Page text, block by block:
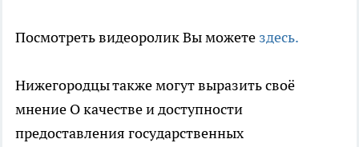
Посмотреть видеоролик Вы можете здесь.
Нижегородцы также могут выразить своё
мнение О качестве и доступности
предоставления государственных